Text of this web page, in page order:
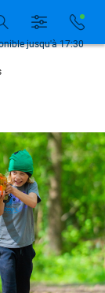
jusqu'à 17:30